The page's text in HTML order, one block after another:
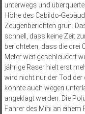
unterwegs und
Höhe des Cabildo-
Zeugenberichten grün.
schnell, dass keine Zeit
berichteten, dass die drei
Meter weit geschleudert
jährige Raser hielt erst
wird nicht nur der Tod der
könnte auch wegen
angeklagt werden. Die
Fahrer des Mini an einem